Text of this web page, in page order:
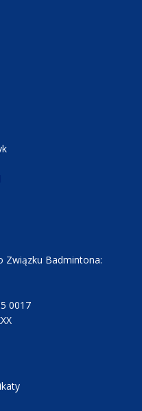
Związku Badmintona:
0017